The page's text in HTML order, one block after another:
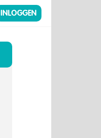
INLOGGEN